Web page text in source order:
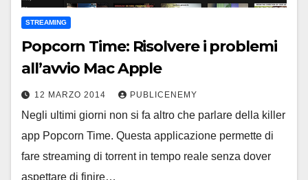
STREAMING
Popcorn Time: Risolvere i problemi
all’avvio Mac Apple
12 MARZO 2014 PUBLICENEMY
Negli ultimi giorni non si fa altro che parlare della killer
app Popcorn Time. Questa applicazione permette di
fare streaming di torrent in tempo reale senza dover
aspettare di finire…